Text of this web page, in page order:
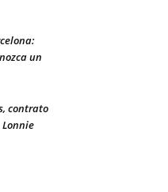
un
contrato